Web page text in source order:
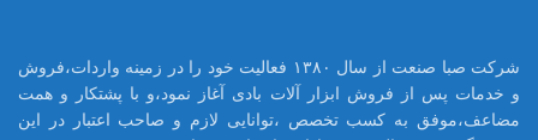
شرکت صبا صنعت از سال ۱۳۸۰ فعالیت خود را در زمینه واردات،فروش
و خدمات پس از فروش ابزار آلات بادی آغاز نمود،و با پشتکار و همت
مضاعف،موفق به کسب تخصص ،توانایی لازم و صاحب اعتبار در این